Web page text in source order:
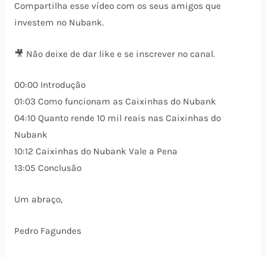
Compartilha esse vídeo com os seus amigos que
investem no Nubank.
🎥 Não deixe de dar like e se inscrever no canal.
00:00 Introdução
01:03 Como funcionam as Caixinhas do Nubank
04:10 Quanto rende 10 mil reais nas Caixinhas do
Nubank
10:12 Caixinhas do Nubank Vale a Pena
13:05 Conclusão
Um abraço,
Pedro Fagundes